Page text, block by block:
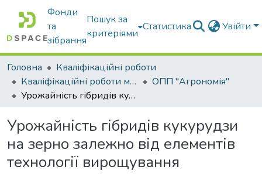
Фонди
та
зібрання
Пошук за
критеріями
Статистика Увійти
Головна
Кваліфікаційні роботи
Кваліфікаційні роботи магістрів
ОПП "Агрономія"
Урожайність гібридів кукурудзи на зерно залежно від елементів технології вирощування
Урожайність гібридів кукурудзи
на зерно залежно від елементів
технології вирощування